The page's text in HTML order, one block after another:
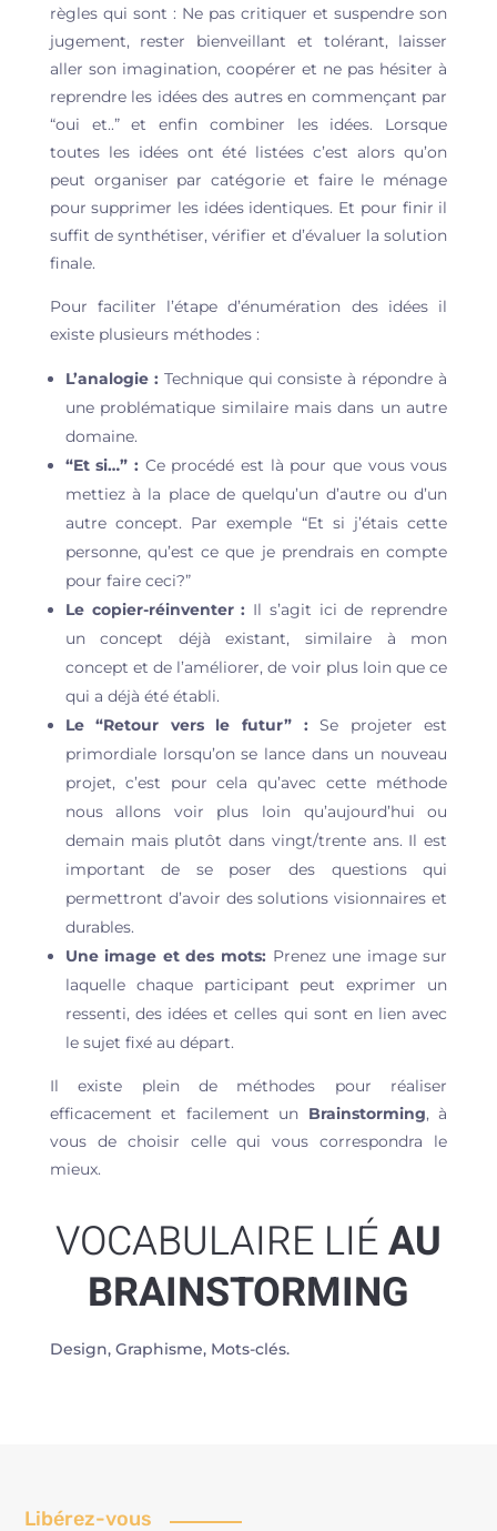
règles qui sont : Ne pas critiquer et suspendre son
jugement, rester bienveillant et tolérant, laisser
aller son imagination, coopérer et ne pas hésiter à
reprendre les idées des autres en commençant par
“oui et..” et enfin combiner les idées. Lorsque
toutes les idées ont été listées c’est alors qu’on
peut organiser par catégorie et faire le ménage
pour supprimer les idées identiques. Et pour finir il
suffit de synthétiser, vérifier et d’évaluer la solution
finale.
Pour faciliter l’étape d’énumération des idées il
existe plusieurs méthodes :
L’analogie : Technique qui consiste à répondre à
une problématique similaire mais dans un autre
domaine.
“Et si…” : Ce procédé est là pour que vous vous
mettiez à la place de quelqu’un d’autre ou d’un
autre concept. Par exemple “Et si j’étais cette
personne, qu’est ce que je prendrais en compte
pour faire ceci?”
Le copier-réinventer : Il s’agit ici de reprendre
un concept déjà existant, similaire à mon
concept et de l’améliorer, de voir plus loin que ce
qui a déjà été établi.
Le “Retour vers le futur” : Se projeter est
primordiale lorsqu’on se lance dans un nouveau
projet, c’est pour cela qu’avec cette méthode
nous allons voir plus loin qu’aujourd’hui ou
demain mais plutôt dans vingt/trente ans. Il est
important de se poser des questions qui
permettront d’avoir des solutions visionnaires et
durables.
Une image et des mots: Prenez une image sur
laquelle chaque participant peut exprimer un
ressenti, des idées et celles qui sont en lien avec
le sujet fixé au départ.
Il existe plein de méthodes pour réaliser
efficacement et facilement un Brainstorming, à
vous de choisir celle qui vous correspondra le
mieux.
VOCABULAIRE LIÉAU
BRAINSTORMING
Design, Graphisme, Mots-clés.
Libérez-vous